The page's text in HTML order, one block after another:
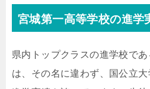
宮城第一高等学校の進学
県内トップクラスの進学校で
は、その名に違わず、国公立